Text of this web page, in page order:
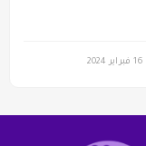
16 فبراير 2024